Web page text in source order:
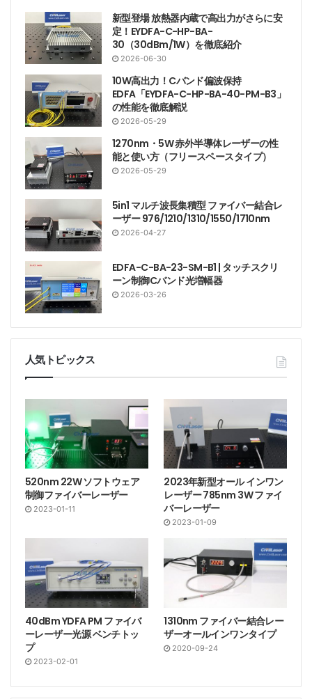
新型登場 放熱器内蔵で高出力がさらに安
定！EYDFA-C-HP-BA-
30（30dBm/1W）を徹底紹介
2026-06-30
10W高出力！Cバンド偏波保持
EDFA「EYDFA-C-HP-BA-40-PM-B3」
の性能を徹底解説
2026-05-29
1270nm・5W 赤外半導体レーザーの性
能と使い方（フリースペースタイプ）
2026-05-29
5in1 マルチ波長集積型 ファイバー結合レ
ーザー 976/1210/1310/1550/1710nm
2026-04-27
EDFA-C-BA-23-SM-B1 | タッチスクリ
ーン制御Cバンド光増幅器
2026-03-26
人気トピックス
520nm 22W ソフトウェア
制御ファイバーレーザー
2023-01-11
2023年新型オール インワン
レーザー 785nm 3W ファイ
バーレーザー
2023-01-09
40dBm YDFA PM ファイバ
ーレーザー光源 ベンチトッ
プ
2023-02-01
1310nm ファイバー結合レー
ザーオールインワンタイプ
2020-09-24